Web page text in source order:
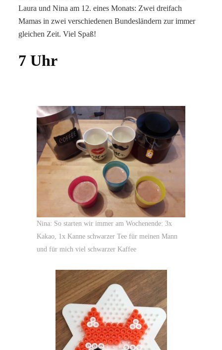
Laura und Nina am 12. eines Monats: Zwei dreifach
Mamas in zwei verschiedenen Bundesländern zur immer
gleichen Zeit. Viel Spaß!
7 Uhr
Nina: So starten wir immer am Wochenende: 3x
Kakao, 1x Kanne schwarzer Tee für meinen Mann
und für mich viel schwarzer Kaffee